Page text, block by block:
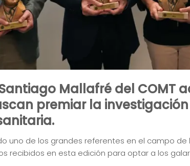
Mallafré del COMT
premiar la
uno de los grandes referentes en el campo
recibidos en esta edición para optar a los